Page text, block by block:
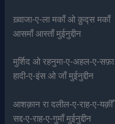
ख़्वाजा-ए-ला मकाँ ओ क़ुद्स मकाँ
आसमाँ आस्ताँ मुईनुद्दीन
मुर्शिद ओ रहनुमा-ए-अहल-ए-सफ़ा
हादी-ए-इंस ओ जाँ मुईनुद्दीन
आशक़ान रा दलील-ए-राह-ए-यक़ीँ
सद्द-ए-राह-ए-गुमाँ मुईनुद्दीन